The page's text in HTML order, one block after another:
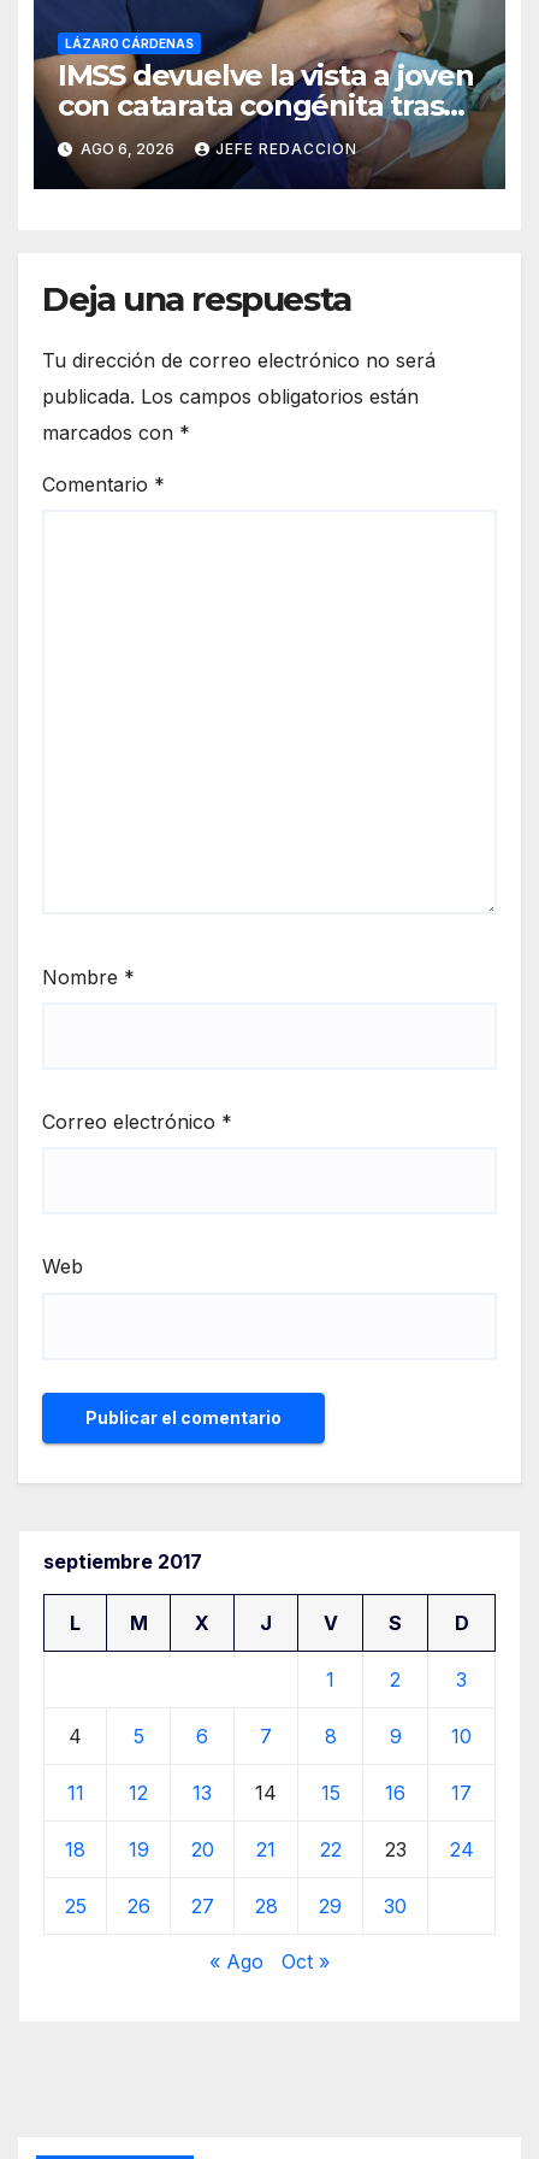
LÁZARO CÁRDENAS
IMSS devuelve la vista a joven
con catarata congénita tras
23 años de limitación visual
AGO 6, 2026 JEFE REDACCION
Deja una respuesta
Tu dirección de correo electrónico no será
publicada. Los campos obligatorios están
marcados con *
Comentario *
Nombre *
Correo electrónico *
Web
septiembre 2017
L M X J V S D
1 2 3
4 5 6 7 8 9 10
11 12 13 14 15 16 17
18 19 20 21 22 23 24
25 26 27 28 29 30
« Ago Oct »